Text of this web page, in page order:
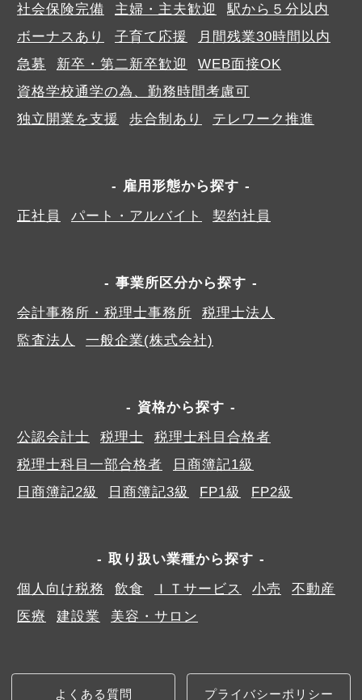
社会保険完備
主婦・主夫歓迎
駅から５分以内
ボーナスあり
子育て応援
月間残業30時間以内
急募
新卒・第二新卒歓迎
WEB面接OK
資格学校通学の為、勤務時間考慮可
独立開業を支援
歩合制あり テレワーク推進
雇用形態から探す
正社員
パート・アルバイト 契約社員
事業所区分から探す
会計事務所・税理士事務所
税理士法人
監査法人
一般企業(株式会社)
資格から探す
公認会計士
税理士
税理士科目合格者
税理士科目一部合格者
日商簿記1級
日商簿記2級
日商簿記3級 FP1級 FP2級
取り扱い業種から探す
個人向け税務
飲食 ＩＴサービス 小売
不動産
医療
建設業 美容・サロン
よくある質問 プライバシーポリシー